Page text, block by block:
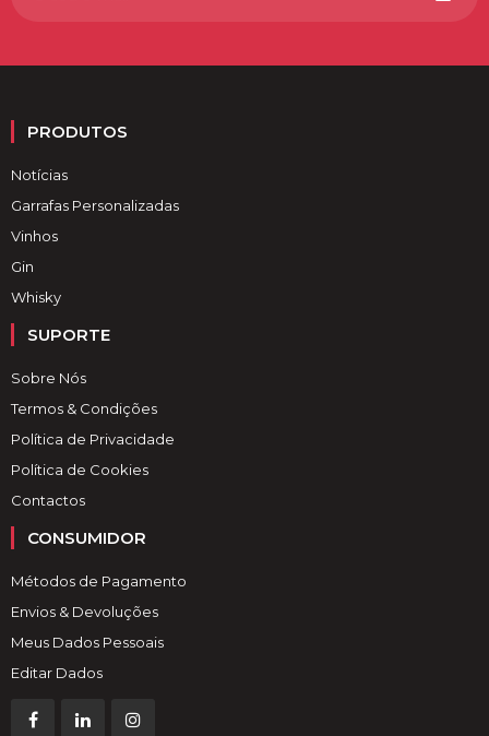
PRODUTOS
Notícias
Garrafas Personalizadas
Vinhos
Gin
Whisky
SUPORTE
Sobre Nós
Termos & Condições
Política de Privacidade
Política de Cookies
Contactos
CONSUMIDOR
Métodos de Pagamento
Envios & Devoluções
Meus Dados Pessoais
Editar Dados